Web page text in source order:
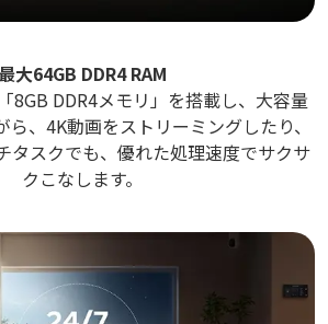
最大64GB DDR4 RAM
8GB DDR4メモリ」を搭載し、大容量
、4K動画をストリーミングしたり、
タスクでも、優れた処理速度でサクサ
クこなします。